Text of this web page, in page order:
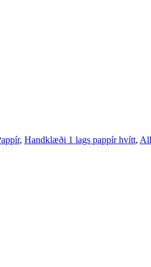
, Handklæði 1 lags pappír hvítt,